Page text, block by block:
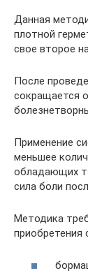
Данная
плотной
свое второе
После
сокращается
Применение
меньшее
обладающих
сила боли
Методика
приобретения